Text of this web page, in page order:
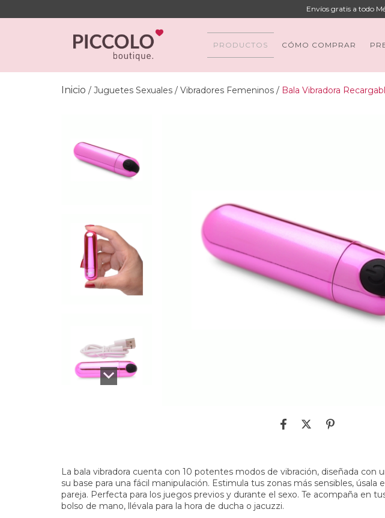
Envíos gratis a todo
PRODUCTOS CÓMO COMPRAR
Inicio / Juguetes Sexuales / Vibradores Femeninos / Bala Vibradora
La bala vibradora cuenta con 10 potentes modos de vibración, diseñada con
su base para una fácil manipulación. Estimula tus zonas más sensibles, úsala
pareja. Perfecta para los juegos previos y durante el sexo. Te acompaña en
bolso de mano, llévala para la hora de ducha o jacuzzi.